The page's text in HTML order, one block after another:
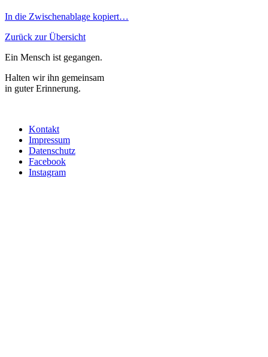
In die Zwischenablage kopiert…
Zurück zur Übersicht
Ein Mensch ist gegangen.
Halten wir ihn gemeinsam
in guter Erinnerung.
Kontakt
Impressum
Datenschutz
Facebook
Instagram